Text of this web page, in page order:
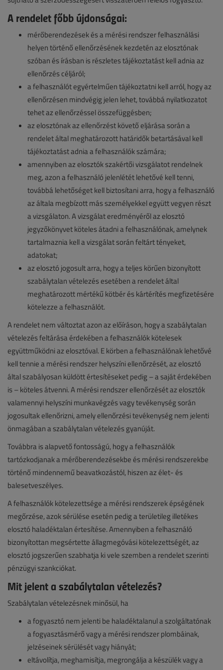
A rendelet főbb újdonságai:
mérőberendezések és a mérési rendszer felhasználási
helyen történő ellenőrzésének kezdetén az elosztónak
szóban és írásban is részletes tájékoztatást kell adnia az
ellenőrzés céljáról;
a felhasználót egyértelműen tájékoztatni kell arról, hogy az
ellenőrzésen mindvégig jelen lehet, továbbá nyilatkozatot
tehet az ellenőrzéssel összefüggésben;
az elosztónak az ellenőrzést követő eljárása során a
rendelet által meghatározott határidők betartásával kell
tájékoztatást adnia a felhasználók számára;
amennyiben az elosztók szakértői vizsgálatot rendelnek
meg, azon a felhasználó jelenlétét lehetővé kell tenni,
továbbá lehetőséget kell biztosítani arra, hogy a felhasználó
az általa megbízott más személyekkel együtt vegyen részt
a vizsgálaton. A vizsgálat eredményéről az elosztó
jegyzőkönyvet köteles átadni a felhasználónak, amelynek
tartalmaznia kell a vizsgálat során feltárt tényeket,
adatokat;
az elosztó jogosult arra, hogy a teljes körűen bizonyított
szabálytalan vételezés esetében a rendelet által
meghatározott mértékű kötbér és kártérítés megfizetésére
kötelezze a felhasználót.
A rendelet nem változtat azon az előíráson, hogy a szabálytalan
vételezés feltárása érdekében a felhasználók kötelesek
együttműködni az elosztóval. E körben a felhasználónak lehetővé
kell tennie a mérési rendszer helyszíni ellenőrzését, az elosztó
által szabályosan küldött értesítéseket pedig – a saját érdekében
is – köteles átvenni. A mérési rendszer ellenőrzését az elosztók
valamennyi helyszíni munkavégzés vagy tevékenység során
jogosultak ellenőrizni, amely ellenőrzési tevékenység nem jelenti
önmagában a szabálytalan vételezés gyanúját.
Továbbra is alapvető fontosságú, hogy a felhasználók
tartózkodjanak a mérőberendezésekbe és mérési rendszerekbe
történő mindennemű beavatkozástól, hiszen az élet- és
balesetveszélyes.
A felhasználók kötelezettsége a mérési rendszerek épségének
megőrzése, azok sérülése esetén pedig a területileg illetékes
elosztó haladéktalan értesítése. Amennyiben a felhasználó
bizonyítottan megsértette állagmegóvási kötelezettségét, az
elosztó jogszerűen szabhatja ki vele szemben a rendelet szerinti
pénzügyi szankciókat.
Mit jelent a szabálytalan vételezés?
Szabálytalan vételezésnek minősül, ha
a fogyasztó nem jelenti be haladéktalanul a szolgáltatónak
a fogyasztásmérő vagy a mérési rendszer plombáinak,
jelzéseinek sérülését vagy hiányát;
eltávolítja, meghamisítja, megrongálja a készülék vagy a